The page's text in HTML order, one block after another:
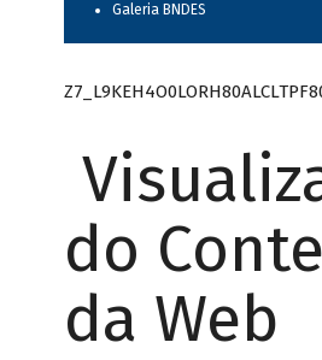
Galeria BNDES
do
da Web